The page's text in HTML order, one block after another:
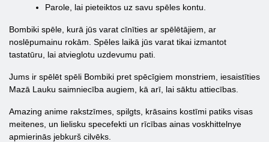
Parole, lai pieteiktos uz savu spēles kontu.
Bombiki spēle, kurā jūs varat cīnīties ar spēlētājiem, ar
noslēpumainu rokām. Spēles laikā jūs varat tikai izmantot
tastatūru, lai atvieglotu uzdevumu pati.
Jums ir spēlēt spēli Bombiki pret spēcīgiem monstriem, iesaistīties
Mazā Lauku saimniecība augiem, kā arī, lai sāktu attiecības.
Amazing anime rakstzīmes, spilgts, krāsains kostīmi patiks visas
meitenes, un lielisku specefekti un rīcības ainas voskhittelnye
apmierinās jebkurš cilvēks.